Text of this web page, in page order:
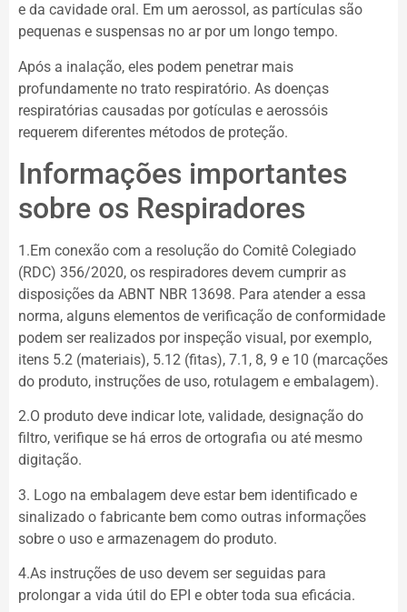
e da cavidade oral. Em um aerossol, as partículas são
pequenas e suspensas no ar por um longo tempo.
Após a inalação, eles podem penetrar mais
profundamente no trato respiratório. As doenças
respiratórias causadas por gotículas e aerossóis
requerem diferentes métodos de proteção.
Informações importantes
sobre os Respiradores
1.Em conexão com a resolução do Comitê Colegiado
(RDC) 356/2020, os respiradores devem cumprir as
disposições da ABNT NBR 13698. Para atender a essa
norma, alguns elementos de verificação de conformidade
podem ser realizados por inspeção visual, por exemplo,
itens 5.2 (materiais), 5.12 (fitas), 7.1, 8, 9 e 10 (marcações
do produto, instruções de uso, rotulagem e embalagem).
2.O produto deve indicar lote, validade, designação do
filtro, verifique se há erros de ortografia ou até mesmo
digitação.
3. Logo na embalagem deve estar bem identificado e
sinalizado o fabricante bem como outras informações
sobre o uso e armazenagem do produto.
4.As instruções de uso devem ser seguidas para
prolongar a vida útil do EPI e obter toda sua eficácia.